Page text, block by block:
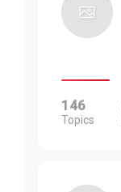
146
Topics